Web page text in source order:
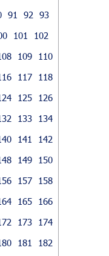
91 92
93
101
102
109
110
117
118
125
126
133
134
141
142
149
150
157
158
165
166
173
174
181
182